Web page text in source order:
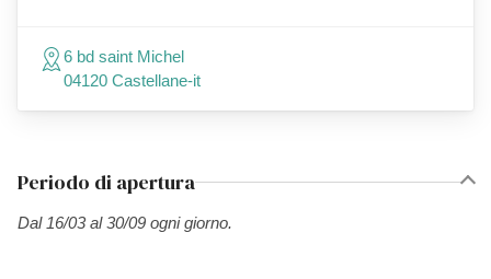
Periodo di apertura
Dal 16/03 al 30/09 ogni giorno.
6 bd saint Michel
04120 Castellane-it